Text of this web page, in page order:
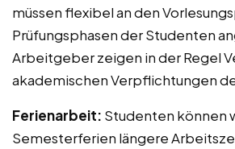
müssen flexibel an den
Prüfungsphasen der Studenten
Arbeitgeber zeigen in der Regel
akademischen Verpflichtungen
Ferienarbeit: Studenten können
Semesterferien längere